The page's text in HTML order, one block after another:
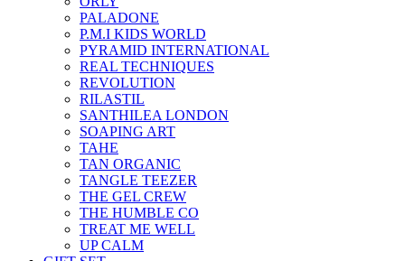
PALADONE
P.M.I KIDS WORLD
PYRAMID INTERNATIONAL
REAL TECHNIQUES
REVOLUTION
RILASTIL
SANTHILEA LONDON
SOAPING ART
TAHE
TAN ORGANIC
TANGLE TEEZER
THE GEL CREW
THE HUMBLE CO
TREAT ME WELL
UP CALM